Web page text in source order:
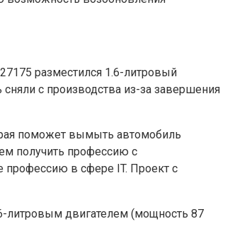
разместился 1.6-литровый
с производства из-за завершения
поможет вымыть автомобиль
получить профессию с
профессию в сфере IT. Проект с
литровым двигателем (мощность 87